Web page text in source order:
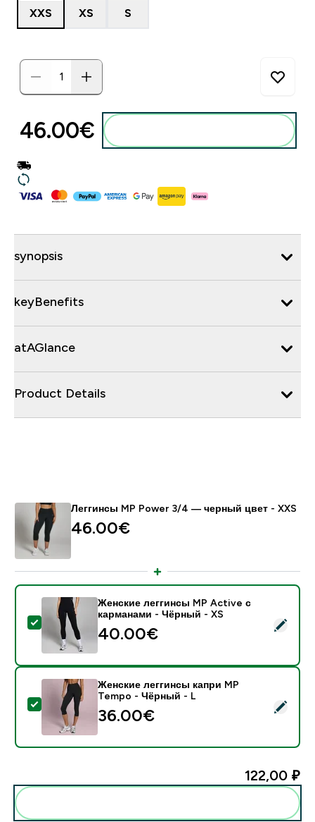
XXS XS S
46.00€‎
synopsis
keyBenefits
atAGlance
Product Details
Леггинсы MP Power 3/4 — черный цвет - XXS
46.00€‎
- Женские леггинсы MP Active с карманами -
Женские леггинсы MP Active с
карманами - Чёрный - XS
40.00€‎
- Женские леггинсы капри MP Tempo - Чёрный - L
Женские леггинсы капри MP
Tempo - Чёрный - L
36.00€‎
122,00 ₽‎